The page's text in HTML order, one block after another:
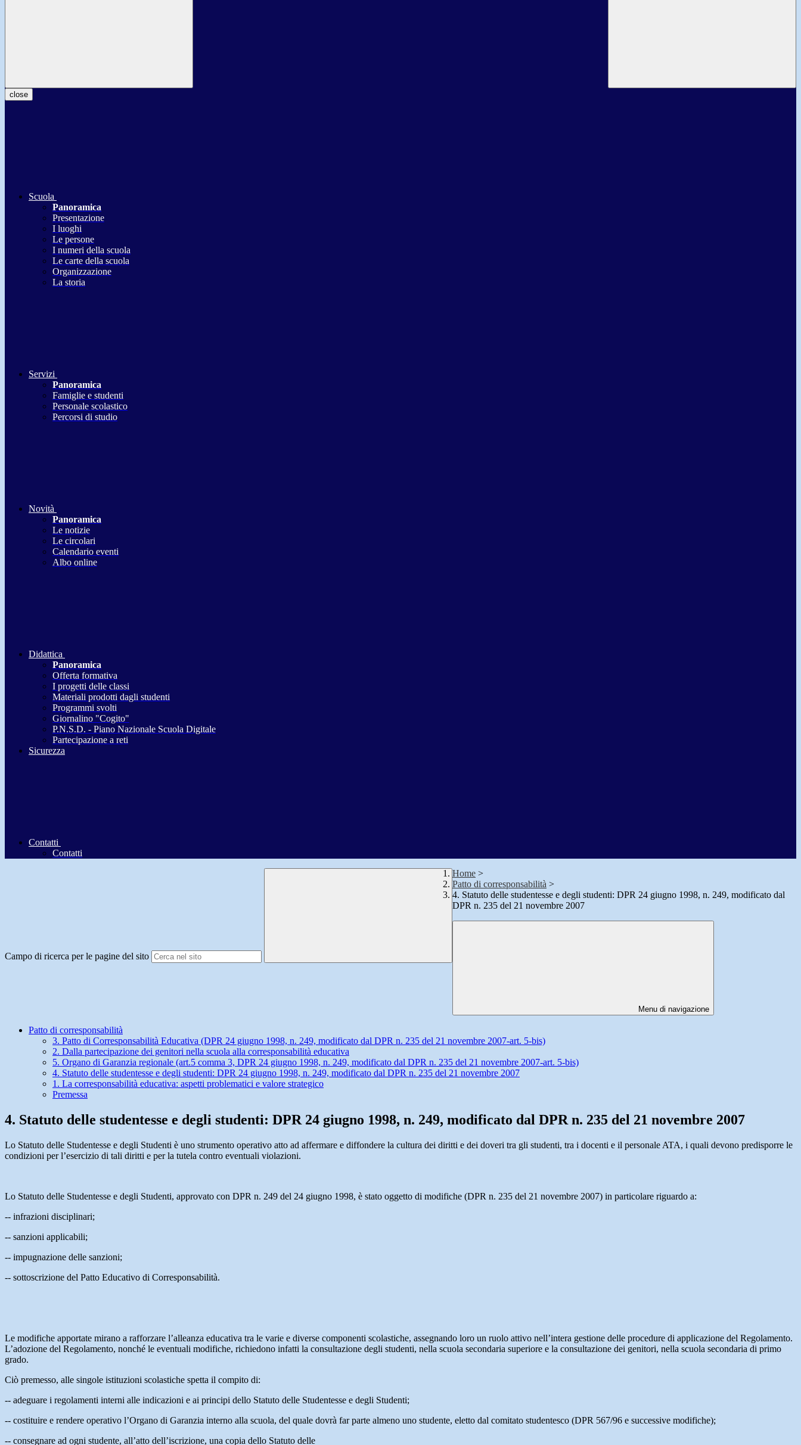
close
Scuola
Panoramica
Presentazione
I luoghi
Le persone
I numeri della scuola
Le carte della scuola
Organizzazione
La storia
Servizi
Panoramica
Famiglie e studenti
Personale scolastico
Percorsi di studio
Novità
Panoramica
Le notizie
Le circolari
Calendario eventi
Albo online
Didattica
Panoramica
Offerta formativa
I progetti delle classi
Materiali prodotti dagli studenti
Programmi svolti
Giornalino "Cogito"
P.N.S.D. - Piano Nazionale Scuola Digitale
Partecipazione a reti
Sicurezza
Contatti
Contatti
Campo di ricerca per le pagine del sito
Home >
Patto di corresponsabilità >
4. Statuto delle studentesse e degli studenti: DPR 24 giugno 1998, n. 249, modificato dal
DPR n. 235 del 21 novembre 2007
Menu di navigazione
Patto di corresponsabilità
3. Patto di Corresponsabilità Educativa (DPR 24 giugno 1998, n. 249, modificato dal DPR n. 235 del 21 novembre 2007-art. 5-bis)
2. Dalla partecipazione dei genitori nella scuola alla corresponsabilità educativa
5. Organo di Garanzia regionale (art.5 comma 3, DPR 24 giugno 1998, n. 249, modificato dal DPR n. 235 del 21 novembre 2007-art. 5-bis)
4. Statuto delle studentesse e degli studenti: DPR 24 giugno 1998, n. 249, modificato dal DPR n. 235 del 21 novembre 2007
1. La corresponsabilità educativa: aspetti problematici e valore strategico
Premessa
4. Statuto delle studentesse e degli studenti: DPR 24 giugno 1998, n. 249, modificato dal DPR n. 235 del 21 novembre 2007
Lo Statuto delle Studentesse e degli Studenti è uno strumento operativo atto ad affermare e diffondere la cultura dei diritti e dei doveri tra gli studenti, tra i docenti e il personale ATA, i quali devono predisporre le
condizioni per l’esercizio di tali diritti e per la tutela contro eventuali violazioni.
Lo Statuto delle Studentesse e degli Studenti, approvato con DPR n. 249 del 24 giugno 1998, è stato oggetto di modifiche (DPR n. 235 del 21 novembre 2007) in particolare riguardo a:
-­‐ infrazioni disciplinari;
-­‐ sanzioni applicabili;
-­‐ impugnazione delle sanzioni;
-­‐ sottoscrizione del Patto Educativo di Corresponsabilità.
Le modifiche apportate mirano a rafforzare l’alleanza educativa tra le varie e diverse componenti scolastiche, assegnando loro un ruolo attivo nell’intera gestione delle procedure di applicazione del Regolamento.
L’adozione del Regolamento, nonché le eventuali modifiche, richiedono infatti la consultazione degli studenti, nella scuola secondaria superiore e la consultazione dei genitori, nella scuola secondaria di primo
grado.
Ciò premesso, alle singole istituzioni scolastiche spetta il compito di:
-­‐ adeguare i regolamenti interni alle indicazioni e ai principi dello Statuto delle Studentesse e degli Studenti;
-­‐ costituire e rendere operativo l’Organo di Garanzia interno alla scuola, del quale dovrà far parte almeno uno studente, eletto dal comitato studentesco (DPR 567/96 e successive modifiche);
-­‐ consegnare ad ogni studente, all’atto dell’iscrizione, una copia dello Statuto delle